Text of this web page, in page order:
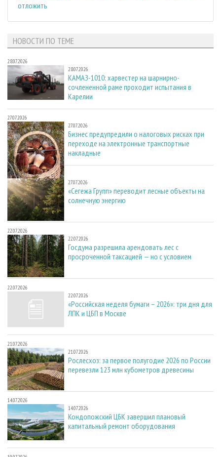
отложить
НОВОСТИ ПО ТЕМЕ
28.07.2026
28.07.2026
КАМАЗ-1010: харвестер на шарнирно-
сочлененной раме проходит испытания в
Карелии
27.07.2026
27.07.2026
Бизнес предупредили о налоговых рисках при
переходе на электронные транспортные
накладные
27.07.2026
27.07.2026
«Сегежа Групп» переводит лесные объекты на
солнечную энергию
22.07.2026
22.07.2026
Госдума разрешила арендовать лес с
просроченной таксацией — но с условием
22.07.2026
22.07.2026
«Российская неделя бумаги – 2026»: три дня для
ЛПК и ЦБП в Москве
21.07.2026
21.07.2026
Рослесхоз: за первое полугодие 2026 по России
перевезли 123 млн кубометров древесины
14.07.2026
14.07.2026
Кондопожский ЦБК завершил плановый
капитальный ремонт оборудования